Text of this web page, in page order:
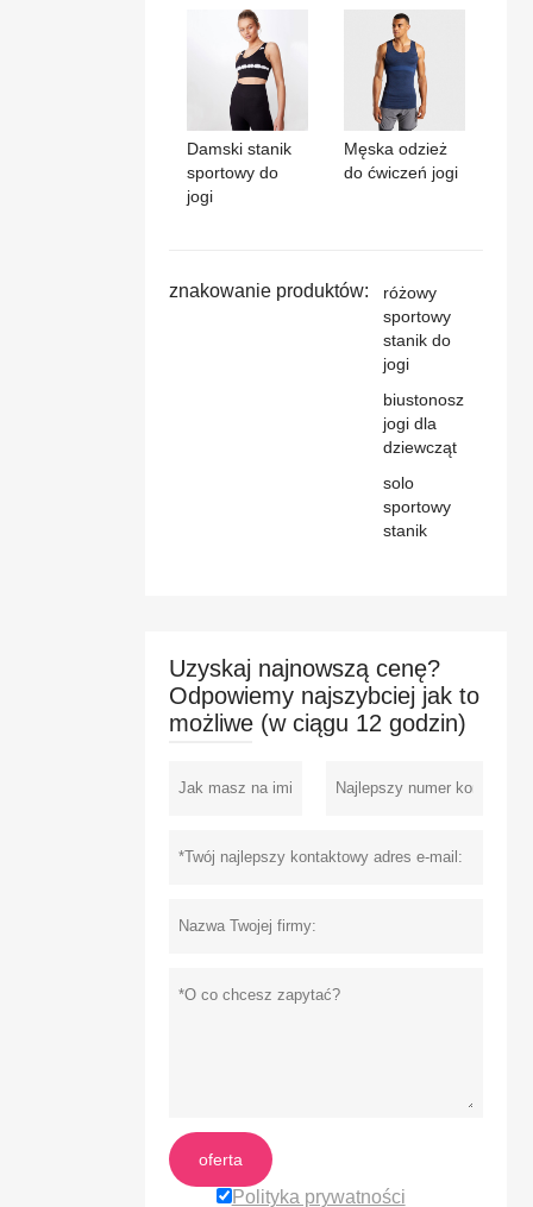
Damski stanik
sportowy do
jogi
Męska odzież
do ćwiczeń jogi
znakowanie produktów:
różowy
sportowy
stanik do
jogi
biustonosz
jogi dla
dziewcząt
solo
sportowy
stanik
Uzyskaj najnowszą cenę?
Odpowiemy najszybciej jak to
możliwe (w ciągu 12 godzin)
oferta
Polityka prywatności